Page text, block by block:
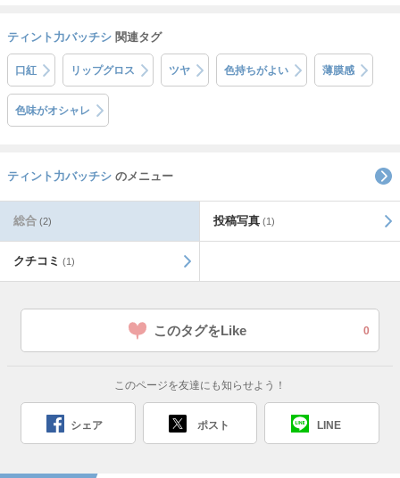
ティント力バッチシ 関連タグ
口紅 リップグロス ツヤ 色持ちがよい 薄膜感
色味がオシャレ
ティント力バッチシ のメニュー
総合 (2) 投稿写真 (1)
クチコミ (1)
このタグをLike 0
このページを友達にも知らせよう！
シェア ポスト LINE